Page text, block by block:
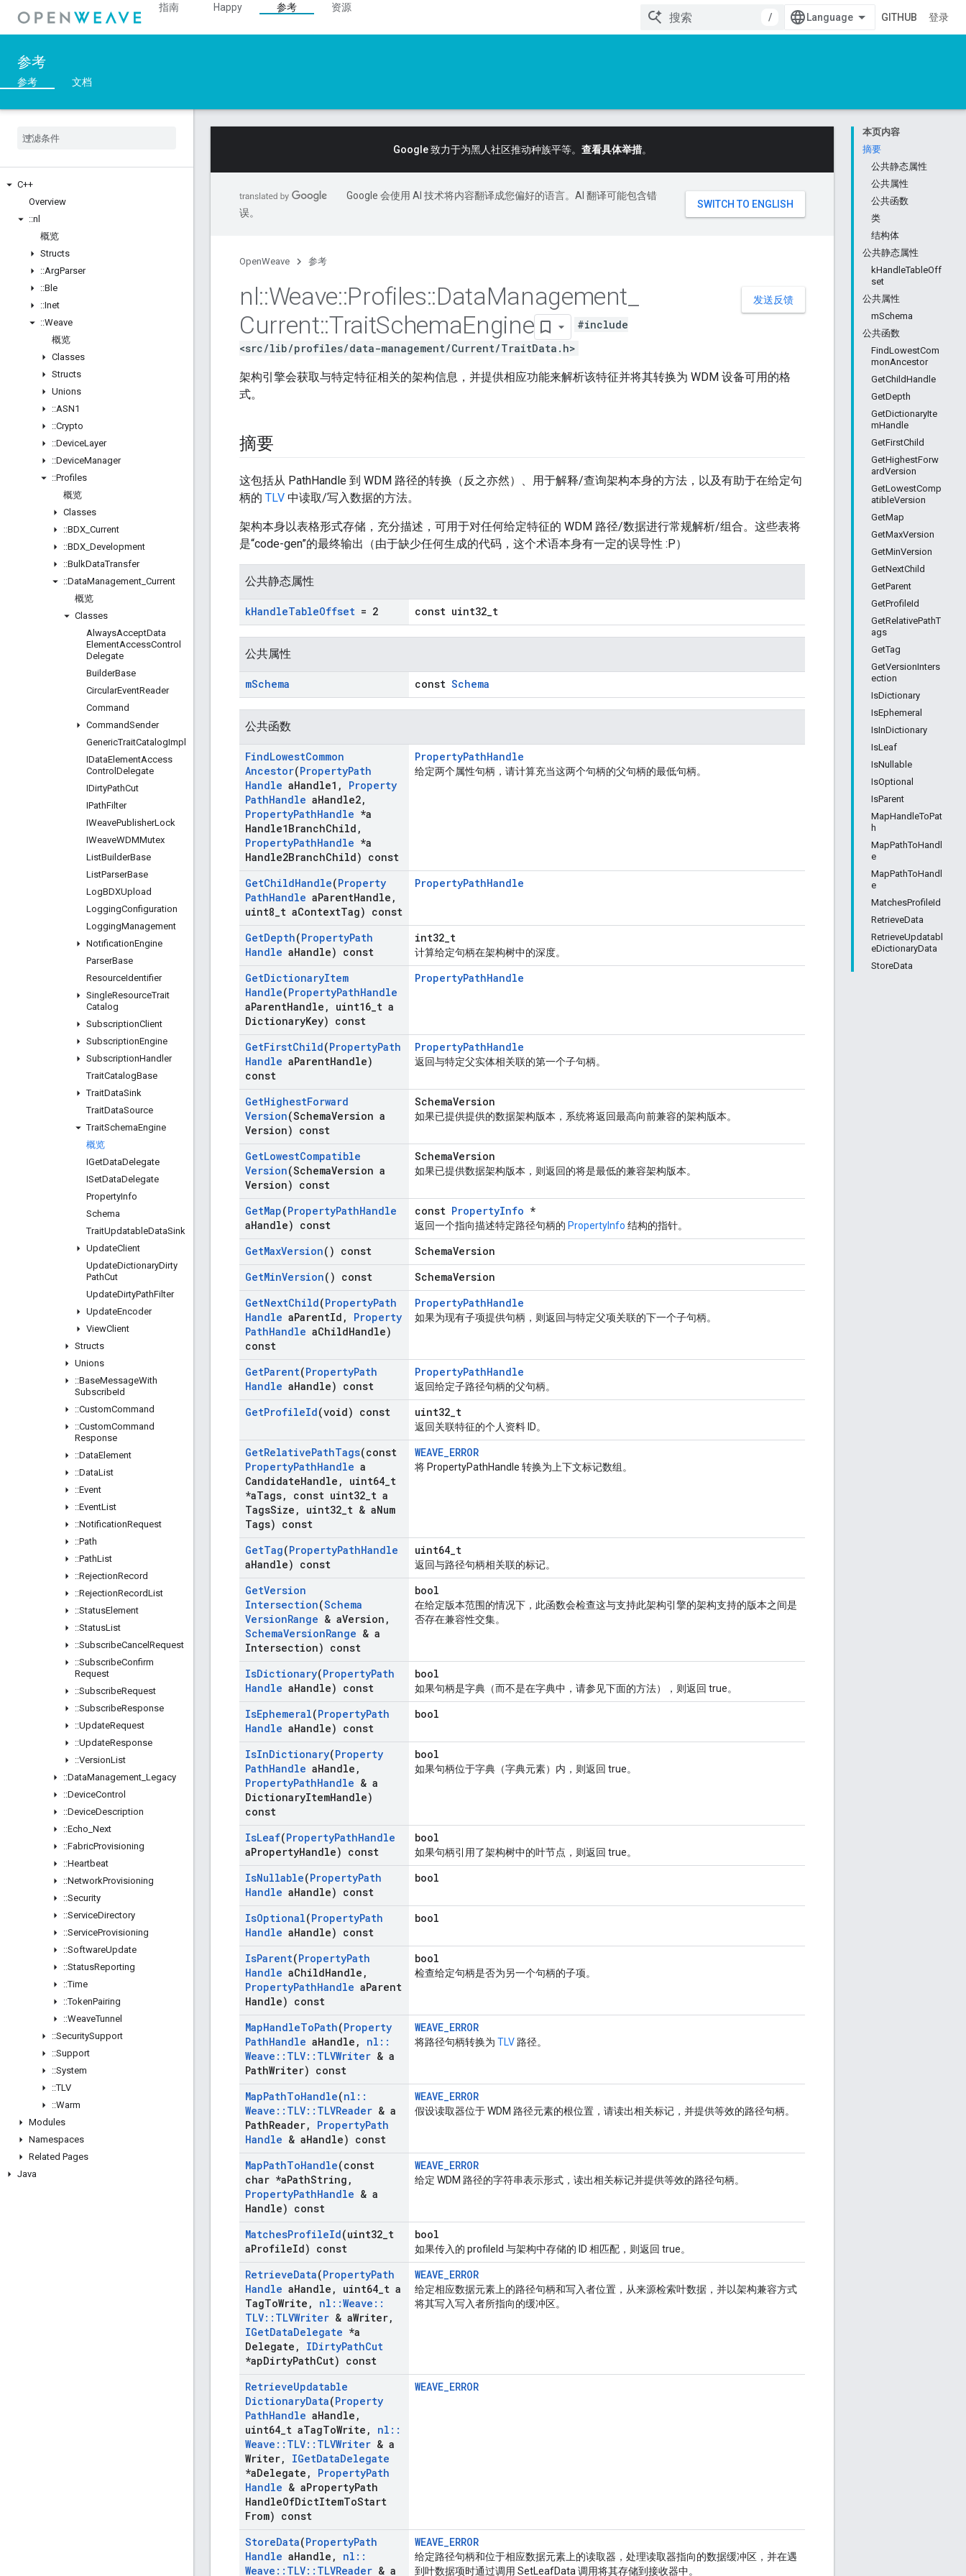
指南 Happy 参考
资源
/
GITHUB 登录
参考
参考 文档
C++
Overview
::nl
概览
Structs
::ArgParser
::Ble
::Inet
::Weave
概览
Classes
Structs
Unions
::ASN1
::Crypto
::DeviceLayer
::DeviceManager
::Profiles
概览
Classes
::BDX Current
::BDX Development
::BulkDataTransfer
::DataManagement Current
概览
Classes
AlwaysAcceptData
ElementAccessControl
Delegate
BuilderBase
CircularEventReader
Command
CommandSender
GenericTraitCatalogImpl
IDataElementAccess
Control Delegate
IDirtyPathCut
IPathFilter
IWeavePublisherLock
IWeaveWDMMutex
ListBuilderBase
ListParserBase
LogBDXUpload
LoggingConfiguration
LoggingManagement
NotificationEngine
ParserBase
ResourceIdentifier
SingleResourceTrait
Catalog
SubscriptionClient
SubscriptionEngine
SubscriptionHandler
TraitCatalogBase
TraitDataSink
TraitDataSource
TraitSchemaEngine
概览
IGetDataDelegate
ISetDataDelegate
PropertyInfo
Schema
TraitUpdatableDataSink
UpdateClient
UpdateDictionaryDirty
PathCut
UpdateDirtyPathFilter
UpdateEncoder
ViewClient
Structs
Unions
::BaseMessageWith
SubscribeId
::CustomCommand
::CustomCommand
Response
::DataElement
::DataList
::Event
::EventList
::NotificationRequest
::Path
::PathList
::RejectionRecord
::RejectionRecordList
::StatusElement
::StatusList
::SubscribeCancel Request
::SubscribeConfirm
Request
::SubscribeRequest
::SubscribeResponse
::UpdateRequest
::UpdateResponse
::VersionList
::DataManagement Legacy
::DeviceControl
::DeviceDescription
::Echo Next
::FabricProvisioning
::Heartbeat
::NetworkProvisioning
::Security
::ServiceDirectory
::ServiceProvisioning
::SoftwareUpdate
::StatusReporting
::Time
::TokenPairing
::WeaveTunnel
::SecuritySupport
::Support
::System
::TLV
::Warm
Modules
Namespaces
Related Pages
Java
本页内容
摘要
公共静态属性
公共属性
公共函数
类
结构体
公共静态属性
kHandleTableOff
set
公共属性
mSchema
公共函数
FindLowestCom
monAncestor
GetChildHandle
GetDepth
GetDictionaryIte
mHandle
GetFirstChild
GetHighestForw
ardVersion
GetLowestComp
atibleVersion
GetMap
GetMaxVersion
GetMinVersion
GetNextChild
GetParent
GetProfileId
GetRelativePathT
ags
GetTag
GetVersionInters
ection
IsDictionary
IsEphemeral
IsInDictionary
IsLeaf
IsNullable
IsOptional
IsParent
MapHandleToPat
h
MapPathToHandl
e
MapPathToHandl
e
MatchesProfileId
RetrieveData
RetrieveUpdatabl
eDictionaryData
StoreData
Google 致力于为黑人社区推动种族平等。 查看具体举措。
Google 会使用 AI 技术将内容翻译成您偏好的语言。AI 翻译可能包含错
误。
OpenWeave 参考
发送反馈
nl::Weave::Profiles::DataManagement
Current::TraitSchemaEngine
#include
<src/lib/profiles/data-management/Current/TraitData.h>
架构引擎会获取与特定特征相关的架构信息，并提供相应功能来解析该特征并将其转换为 WDM 设备可用的格
式。
摘要
这包括从 PathHandle 到 WDM 路径的转换（反之亦然）、用于解释/查询架构本身的方法，以及有助于在给定句
柄的 TLV 中读取/写入数据的方法。
架构本身以表格形式存储，充分描述，可用于对任何给定特征的 WDM 路径/数据进行常规解析/组合。这些表将
是“code-gen”的最终输出（由于缺少任何生成的代码，这个术语本身有一定的误导性 :P）
公共静态属性
kHandleTableOffset = 2 const uint32_t
公共属性
mSchema const Schema
公共函数
FindLowestCommon
Ancestor(PropertyPath
Handle aHandle1 ,
Property
PathHandle aHandle2,
PropertyPathHandle *a
Handle1BranchChild ,
PropertyPathHandle *a
Handle2BranchChild) const
PropertyPathHandle
给定两个属性句柄，请计算充当这两个句柄的父句柄的最低句柄。
GetChildHandle(Property
PathHandle aParentHandle ,
uint8 t aContextTag) const
PropertyPathHandle
GetDepth(PropertyPath
Handle aHandle) const
int32_t
计算给定句柄在架构树中的深度。
GetDictionaryItem
Handle(PropertyPathHandle
aParentHandle , uint16 t a
DictionaryKey) const
PropertyPathHandle
GetFirstChild(PropertyPath
Handle aParentHandle)
const
PropertyPathHandle
返回与特定父实体相关联的第一个子句柄。
GetHighestForward
Version(SchemaVersion a
Version) const
SchemaVersion
如果已提供提供的数据架构版本，系统将返回最高向前兼容的架构版本。
GetLowestCompatible
Version(SchemaVersion a
Version) const
SchemaVersion
如果已提供数据架构版本，则返回的将是最低的兼容架构版本。
GetMap(PropertyPathHandle
aHandle) const
const PropertyInfo *
返回一个指向描述特定路径句柄的 PropertyInfo 结构的指针。
GetMaxVersion() const
SchemaVersion
GetMinVersion() const
SchemaVersion
GetNextChild(PropertyPath
Handle aParentId ,
Property
PathHandle aChildHandle)
const
PropertyPathHandle
如果为现有子项提供句柄，则返回与特定父项关联的下一个子句柄。
GetParent(PropertyPath
Handle aHandle) const
PropertyPathHandle
返回给定子路径句柄的父句柄。
GetProfileId(void) const uint32_t
返回关联特征的个人资料 ID。
GetRelativePathTags(const
PropertyPathHandle a
CandidateHandle , uint64 t
*aTags, const uint32 t a
TagsSize , uint32 t & aNum
Tags) const
WEAVE_ERROR
将 PropertyPathHandle 转换为上下文标记数组。
GetTag(PropertyPathHandle
aHandle) const
uint64_t
返回与路径句柄相关联的标记。
GetVersion
Intersection(Schema
VersionRange & aVersion ,
SchemaVersionRange & a
Intersection) const
bool
在给定版本范围的情况下，此函数会检查这与支持此架构引擎的架构支持的版本之间是
否存在兼容性交集。
IsDictionary(PropertyPath
Handle aHandle) const
bool
如果句柄是字典（而不是在字典中，请参见下面的方法），则返回 true。
IsEphemeral(PropertyPath
Handle aHandle) const
bool
IsInDictionary(Property
PathHandle aHandle ,
PropertyPathHandle & a
DictionaryItemHandle)
const
bool
如果句柄位于字典（字典元素）内，则返回 true。
IsLeaf(PropertyPathHandle
aPropertyHandle) const
bool
如果句柄引用了架构树中的叶节点，则返回 true。
IsNullable(PropertyPath
Handle aHandle) const
bool
IsOptional(PropertyPath
Handle aHandle) const
bool
IsParent(PropertyPath
Handle aChildHandle ,
PropertyPathHandle aParent
Handle) const
bool
检查给定句柄是否为另一个句柄的子项。
MapHandleToPath(Property
PathHandle aHandle , nl ::
Weave :: TLV:: TLVWriter & a
PathWriter) const
WEAVE_ERROR
将路径句柄转换为 TLV 路径。
MapPathToHandle(nl ::
Weave :: TLV:: TLVReader & a
PathReader, PropertyPath
Handle & aHandle) const
WEAVE_ERROR
假设读取器位于 WDM 路径元素的根位置，请读出相关标记，并提供等效的路径句柄。
MapPathToHandle(const
char *aPathString ,
PropertyPathHandle & a
Handle) const
WEAVE_ERROR
给定 WDM 路径的字符串表示形式，读出相关标记并提供等效的路径句柄。
MatchesProfileId(uint32 t
aProfileId) const
bool
如果传入的 profileId 与架构中存储的 ID 相匹配，则返回 true。
RetrieveData(PropertyPath
Handle aHandle , uint64 t a
TagToWrite , nl ::Weave ::
TLV:: TLVWriter & aWriter,
IGetDataDelegate *a
Delegate , IDirtyPathCut
*apDirtyPathCut) const
WEAVE_ERROR
给定相应数据元素上的路径句柄和写入者位置，从来源检索叶数据，并以架构兼容方式
将其写入写入者所指向的缓冲区。
RetrieveUpdatable
DictionaryData(Property
PathHandle aHandle ,
uint64 t aTagToWrite , nl ::
Weave :: TLV:: TLVWriter & a
Writer, IGetDataDelegate
*aDelegate , PropertyPath
Handle & aPropertyPath
HandleOfDictItemToStart
From) const
WEAVE_ERROR
StoreData(PropertyPath
Handle aHandle , nl ::
Weave :: TLV:: TLVReader & a
WEAVE_ERROR
给定路径句柄和位于相应数据元素上的读取器，处理读取器指向的数据缓冲区，并在遇
到叶数据项时通过调用 SetLeafData 调用将其存储到接收器中。